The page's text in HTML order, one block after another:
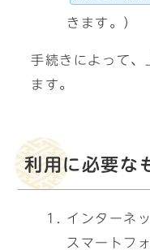
きます。）
手続きによって、
ます。
利用に必要な
インターネ
スマートフ